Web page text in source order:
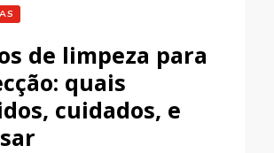
de limpeza para
quais
cuidados, e